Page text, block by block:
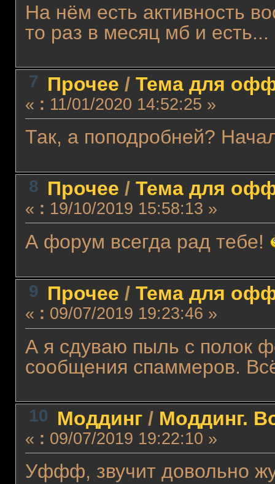
На нём есть активность
то раз в месяц мб и есть...
7 Прочее / Тема для
« : 11/01/2020 14:52:25 »
Так, а поподробней?
8 Прочее / Тема для
« : 19/10/2019 15:58:13 »
А форум всегда рад тебе!
9 Прочее / Тема для
« : 09/07/2019 19:23:46 »
А я сдуваю пыль с полок
сообщения спаммеров.
10 Моддинг/ Моддинг.
« : 09/07/2019 19:22:10 »
Уффф, звучит довольно